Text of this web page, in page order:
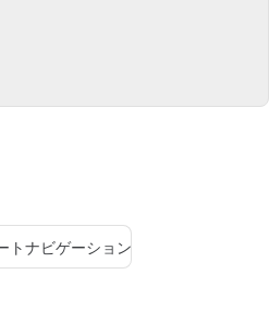
トナビゲーション